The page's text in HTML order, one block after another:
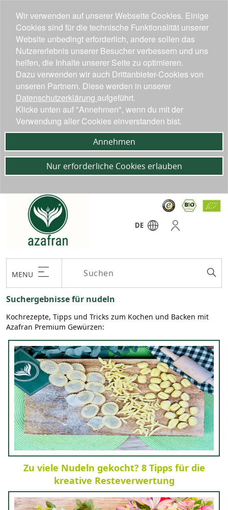
DE
MENU
Suchergebnisse für nudeln
Kochrezepte, Tipps und Tricks zum Kochen und Backen mit
Azafran Premium Gewürzen:
Zu viele Nudeln gekocht? 8 Tipps für die
kreative Resteverwertung
Wir verwenden auf unserer Webseite Cookies. Einige
Cookies sind für die technische Funktionalität unserer
Website unbedingt erforderlich, andere sollen das
Nutzererlebnis unserer Besucher verbessern und uns
helfen, die Inhalte unserer Seite zu optimieren.
Dazu verwenden wir auch Drittanbieter-Cookies von
unseren Partnern. Diese werden in unserer
Datenschutzerklärung aufgeführt.
Klicke unten auf "Annehmen", wenn du mit der
Verwendung aller Cookies einverstanden bist.
Annehmen
Nur erforderliche Cookies erlauben